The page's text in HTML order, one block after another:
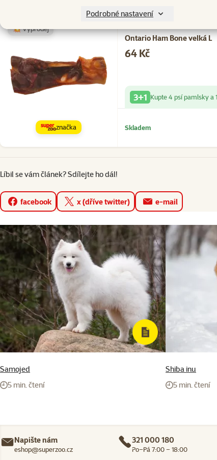
Podrobné nastavení
Ontario Ham Bone velká L
Hodnocení 0%
Cena
64 Kč
💥 Výprodej
značka
3+1 Kupte 4 psí pamlsky a
Skladem
Líbil se vám článek? Sdílejte ho dál!
facebook x (dříve twitter)
e-mail
Samojed
5 min. čtení
Shiba inu
5 min. čtení
Napište nám
eshop@superzoo.cz
321 000 180
Po–Pá 7:00 – 18:00